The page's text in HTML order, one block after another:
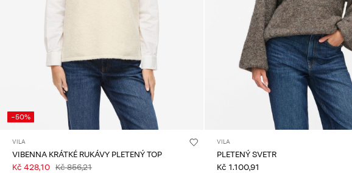
-50%
VILA
VIBENNA KRÁTKÉ RUKÁVY PLETENÝ TOP
Kč 428,10 Kč 856,21
VILA
PLETENÝ SVETR
Kč 1.100,91